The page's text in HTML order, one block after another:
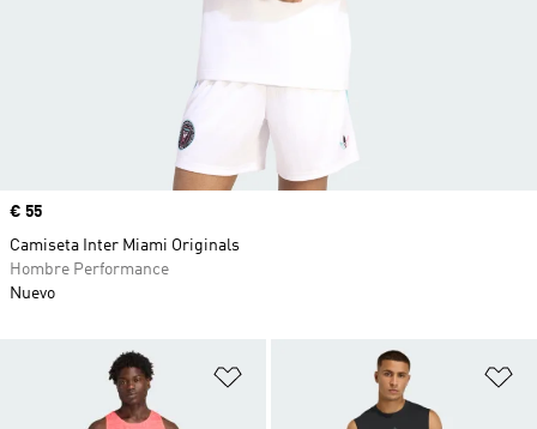
Añadir a la lista de deseos
Precio
€ 55
Camiseta Inter Miami Originals
Hombre Performance
Nuevo